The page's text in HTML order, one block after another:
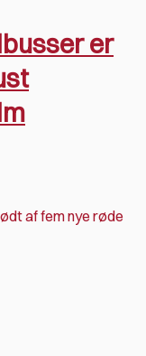
er
af fem nye røde